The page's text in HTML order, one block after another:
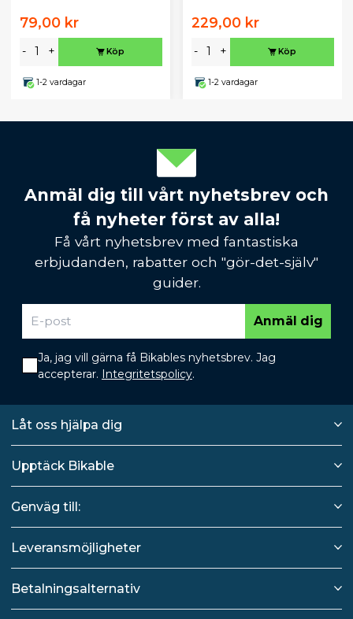
79,00 kr
- + Köp
1-2 vardagar
229,00 kr
- + Köp
1-2 vardagar
Anmäl dig till vårt nyhetsbrev och
få nyheter först av alla!
Få vårt nyhetsbrev med fantastiska
erbjudanden, rabatter och "gör-det-själv"
guider.
Anmäl dig
Ja, jag vill gärna få Bikables nyhetsbrev. Jag
accepterar. Integritetspolicy.
Låt oss hjälpa dig
Upptäck Bikable
Genväg till:
Leveransmöjligheter
Betalningsalternativ